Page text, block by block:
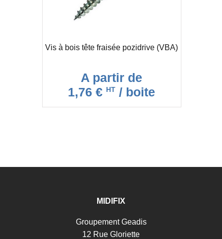
Vis à bois tête fraisée pozidrive (VBA)
A partir de
1,76 € HT / boite
MIDIFIX
Groupement Geadis
12 Rue Gloriette